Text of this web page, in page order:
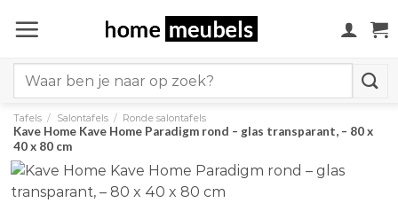
naar
for:
Tafels / Salontafels / Ronde salontafels
Kave Home Kave Home Paradigm rond – glas transparant, – 80 x
40 x 80 cm